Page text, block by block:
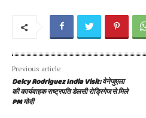
Previous article
Delcy Rodriguez India Visit: वेनेजुएला
की कार्यवाहक राष्ट्रपति डेलसी रोड्रिगेज से मिले
PM मोदी